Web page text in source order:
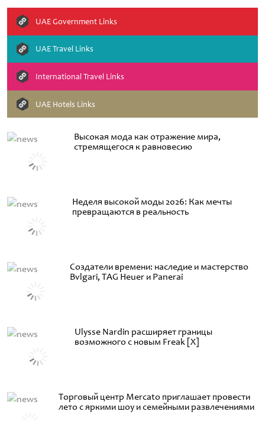
Высокая мода как отражение мира,
стремящегося к равновесию
Неделя высокой моды 2026: Как мечты
превращаются в реальность
Создатели времени: наследие и мастерство
Bvlgari, TAG Heuer и Panerai
Ulysse Nardin расширяет границы
возможного с новым Freak [X]
Торговый центр Mercato приглашает провести
лето с яркими шоу и семейными развлечениями
UAE Government Links
UAE Travel Links
International Travel Links
UAE Hotels Links